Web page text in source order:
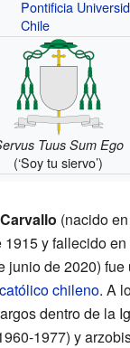
Pontificia
Chile
Tuus Sum Ego
(‘Soy tu siervo’)
(nacido en
y fallecido en
junio de 2020)
católicochileno. A
dentro de la
1977) y